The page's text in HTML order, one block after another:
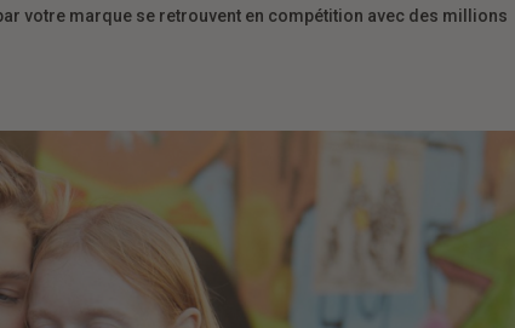
votre marque se retrouvent en compétition avec des millions